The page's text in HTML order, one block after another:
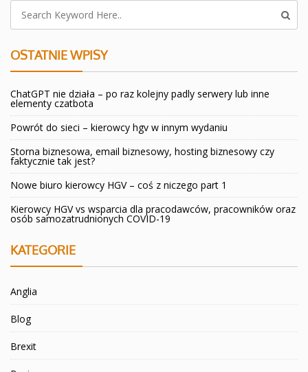
OSTATNIE WPISY
ChatGPT nie działa – po raz kolejny padly serwery lub inne
elementy czatbota
Powrót do sieci – kierowcy hgv w innym wydaniu
Storna biznesowa, email biznesowy, hosting biznesowy czy
faktycznie tak jest?
Nowe biuro kierowcy HGV – coś z niczego part 1
Kierowcy HGV vs wsparcia dla pracodawców, pracowników oraz
osób samozatrudnionych COVID-19
KATEGORIE
Anglia
Blog
Brexit